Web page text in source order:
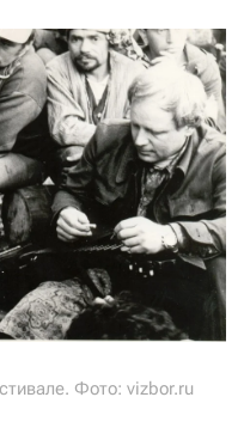
Фото: vizbor.ru